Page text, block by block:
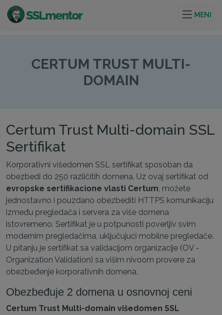
projekte.
MENI
CERTUM TRUST MULTI-
DOMAIN
Certum Trust Multi-domain SSL
Sertifikat
Korporativni višedomen SSL sertifikat sposoban da
obezbedi do 250 različitih domena. Uz ovaj sertifikat od
evropske sertifikacione vlasti Certum, možete
jednostavno i pouzdano obezbediti HTTPS komunikaciju
između pregledača i servera za više domena
istovremeno. Sertifikat je u potpunosti poverljiv svim
modernim pregledačima, uključujući mobilne pregledače.
U pitanju je sertifikat sa validacijom organizacije (OV -
Organization Validation) sa višim nivoom provere za
obezbeđenje korporativnih domena.
Obezbeđuje 2 domena u osnovnoj ceni
Certum Trust Multi-domain višedomen SSL